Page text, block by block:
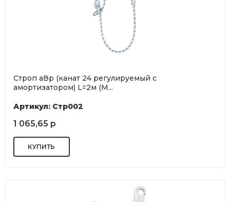
Строп аВр (канат 24 регулируемый с
амортизатором) L=2м (М...
Артикул: Стр002
1 065,65 р